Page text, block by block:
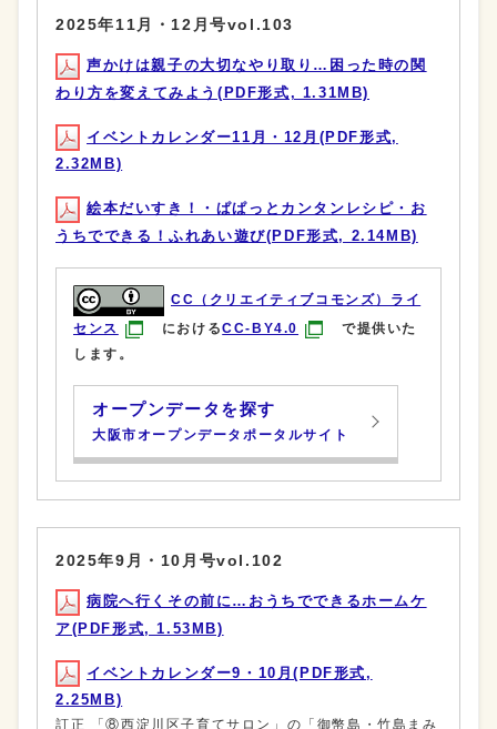
2025年11月・12月号vol.103
声かけは親子の大切なやり取り…困った時の関
わり方を変えてみよう(PDF形式, 1.31MB)
イベントカレンダー11月・12月(PDF形式,
2.32MB)
絵本だいすき！・ぱぱっとカンタンレシピ・お
うちでできる！ふれあい遊び(PDF形式, 2.14MB)
CC（クリエイティブコモンズ）ライ
センス
におけるCC-BY4.0
で提供いた
します。
オープンデータを探す
大阪市オープンデータポータルサイト
2025年9月・10月号vol.102
病院へ行くその前に…おうちでできるホームケ
ア(PDF形式, 1.53MB)
イベントカレンダー9・10月(PDF形式,
2.25MB)
訂正 「⑧西淀川区子育てサロン」の「御幣島・竹島まみ